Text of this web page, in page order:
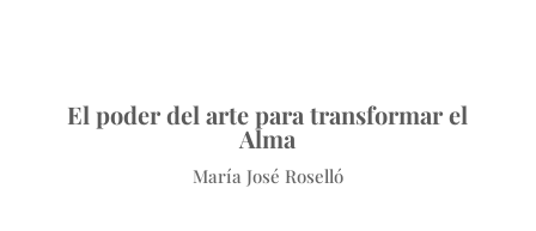
El poder del arte para transformar el
Alma
María José Roselló